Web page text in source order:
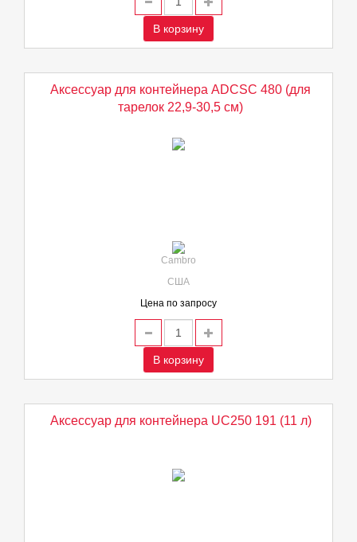
В корзину
Аксессуар для контейнера ADCSC 480 (для
тарелок 22,9-30,5 см)
Cambro
США
Цена по запросу
В корзину
Аксессуар для контейнера UC250 191 (11 л)